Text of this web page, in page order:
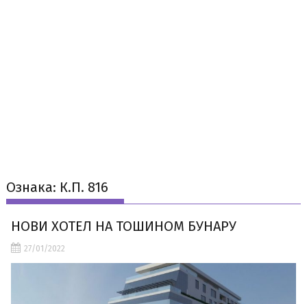
Ознака: К.П. 816
НОВИ ХОТЕЛ НА ТОШИНОМ БУНАРУ
27/01/2022